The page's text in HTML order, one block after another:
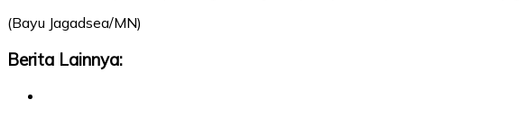
(Bayu Jagadsea/MN)
Berita Lainnya: